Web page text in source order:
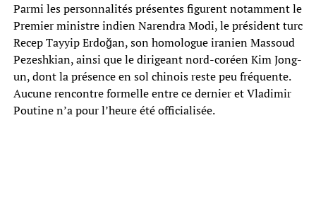
Parmi les personnalités présentes figurent notamment le
Premier ministre indien Narendra Modi, le président turc
Recep Tayyip Erdoğan, son homologue iranien Massoud
Pezeshkian, ainsi que le dirigeant nord-coréen Kim Jong-
un, dont la présence en sol chinois reste peu fréquente.
Aucune rencontre formelle entre ce dernier et Vladimir
Poutine n’a pour l’heure été officialisée.